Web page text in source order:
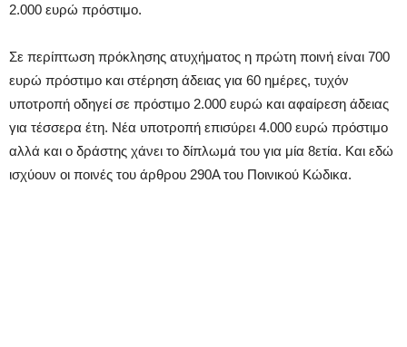
2.000 ευρώ πρόστιμο.
Σε περίπτωση πρόκλησης ατυχήματος η πρώτη ποινή είναι 700
ευρώ πρόστιμο και στέρηση άδειας για 60 ημέρες, τυχόν
υποτροπή οδηγεί σε πρόστιμο 2.000 ευρώ και αφαίρεση άδειας
για τέσσερα έτη. Νέα υποτροπή επισύρει 4.000 ευρώ πρόστιμο
αλλά και ο δράστης χάνει το δίπλωμά του για μία 8ετία. Και εδώ
ισχύουν οι ποινές του άρθρου 290Α του Ποινικού Κώδικα.